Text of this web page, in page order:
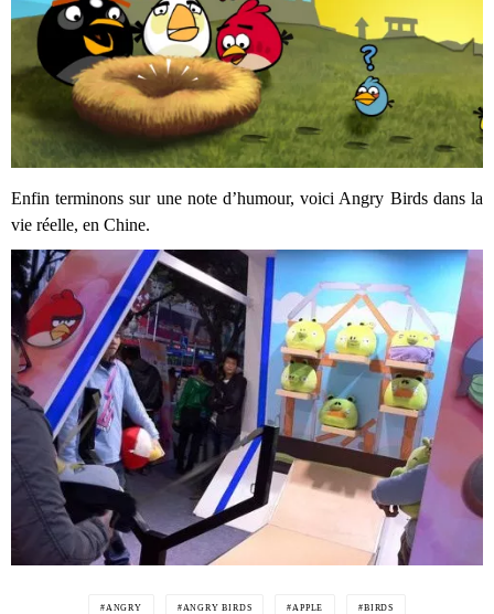
Enfin terminons sur une note d’humour, voici Angry Birds dans la
vie réelle, en Chine.
ANGRY ANGRY BIRDS APPLE BIRDS